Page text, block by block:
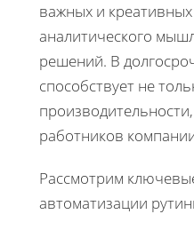
важных и
аналитического
решений. В
способствует не
работников
Рассмотрим
автоматизации